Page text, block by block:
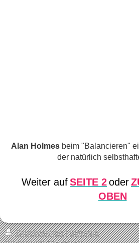
Alan Holmes beim "Balancieren"
der natürlich
Weiter aufSEITE 2oder
OBEN
Druckversion| Sitemap